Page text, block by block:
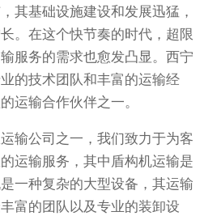
其基础设施建设和发展迅猛，
。在这个快节奏的时代，超限
服务的需求也愈发凸显。西宁
的技术团队和丰富的运输经
运输合作伙伴之一。
输公司之一，我们致力于为客
运输服务，其中盾构机运输是
一种复杂的大型设备，其运输
富的团队以及专业的装卸设